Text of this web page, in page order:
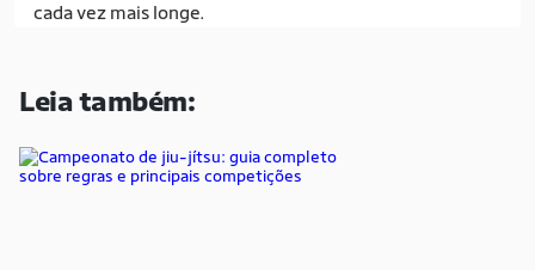
Leia também:
cada vez mais longe.